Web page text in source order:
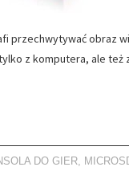
przechwytywać obraz
z komputera, ale też
DO GIER